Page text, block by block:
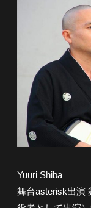
Yuuri Shiba
舞台asterisk出演